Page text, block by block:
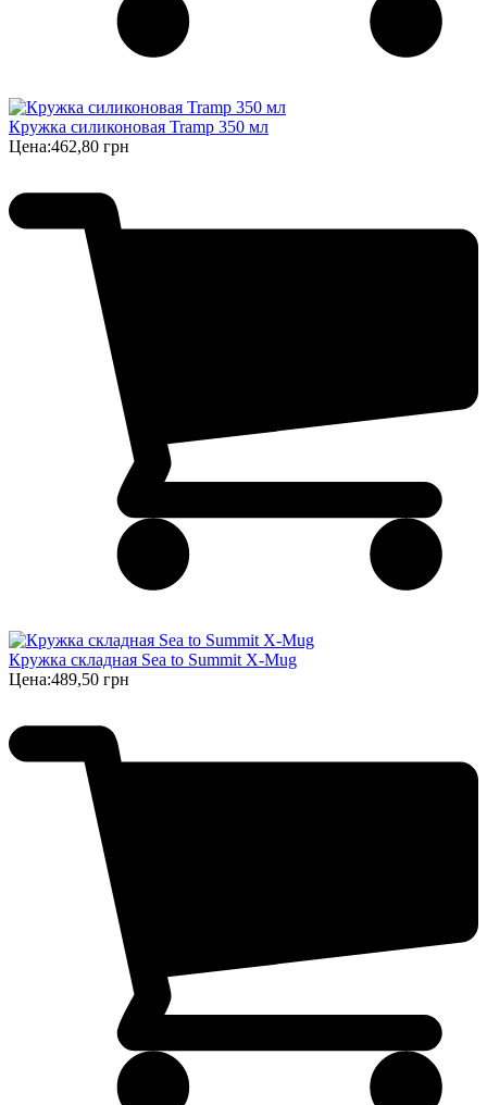
Кружка силиконовая Tramp 350 мл
Цена:462,80 грн
Кружка складная Sea to Summit X-Mug
Цена:489,50 грн